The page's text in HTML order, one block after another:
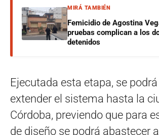
MIRÁ TAMBIÉN
Femicidio de Agostina
pruebas complican a los
detenidos
Ejecutada esta etapa, se
extender el sistema hasta la
Córdoba, previendo que para
de diseño se podrá abastecer